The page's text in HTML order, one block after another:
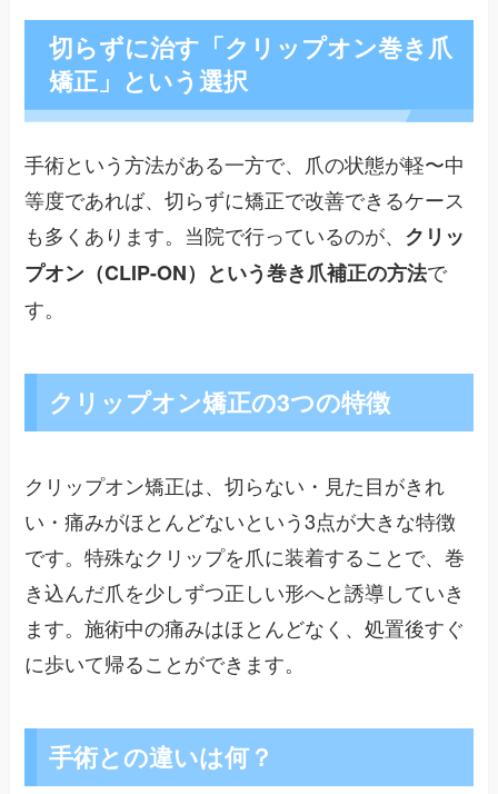
切らずに治す「クリップオン巻き爪
矯正」という選択
手術という方法がある一方で、爪の状態が軽〜中
等度であれば、切らずに矯正で改善できるケース
も多くあります。当院で行っているのが、 クリッ
プオン（CLIP-ON）という巻き爪補正の方法で
す。
クリップオン矯正の3つの特徴
クリップオン矯正は、切らない・見た目がきれ
い・痛みがほとんどないという3点が大きな特徴
です。特殊なクリップを爪に装着することで、巻
き込んだ爪を少しずつ正しい形へと誘導していき
ます。施術中の痛みはほとんどなく、処置後すぐ
に歩いて帰ることができます。
手術との違いは何？